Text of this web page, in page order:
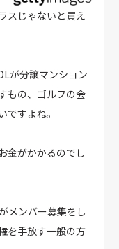
スじゃないと買え
が分譲マンション
もの、ゴルフの会
すよね。
金がかかるのでし
メンバー募集をし
を手放す一般の方